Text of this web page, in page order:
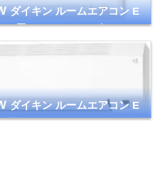
ダイキン ルームエアコン E
8畳 ホワイト 2023年モデル
ストリーマ
ダイキン ルームエアコン E
畳用 ホワイト 2025年モデル